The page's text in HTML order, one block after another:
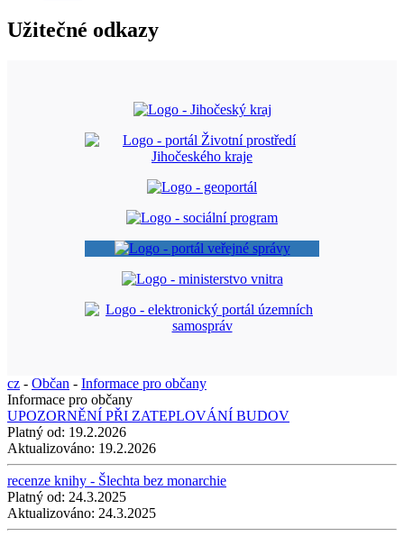
Užitečné odkazy
cz - Občan - Informace pro občany
Informace pro občany
UPOZORNĚNÍ PŘI ZATEPLOVÁNÍ BUDOV
Platný od: 19.2.2026
Aktualizováno: 19.2.2026
recenze knihy - Šlechta bez monarchie
Platný od: 24.3.2025
Aktualizováno: 24.3.2025